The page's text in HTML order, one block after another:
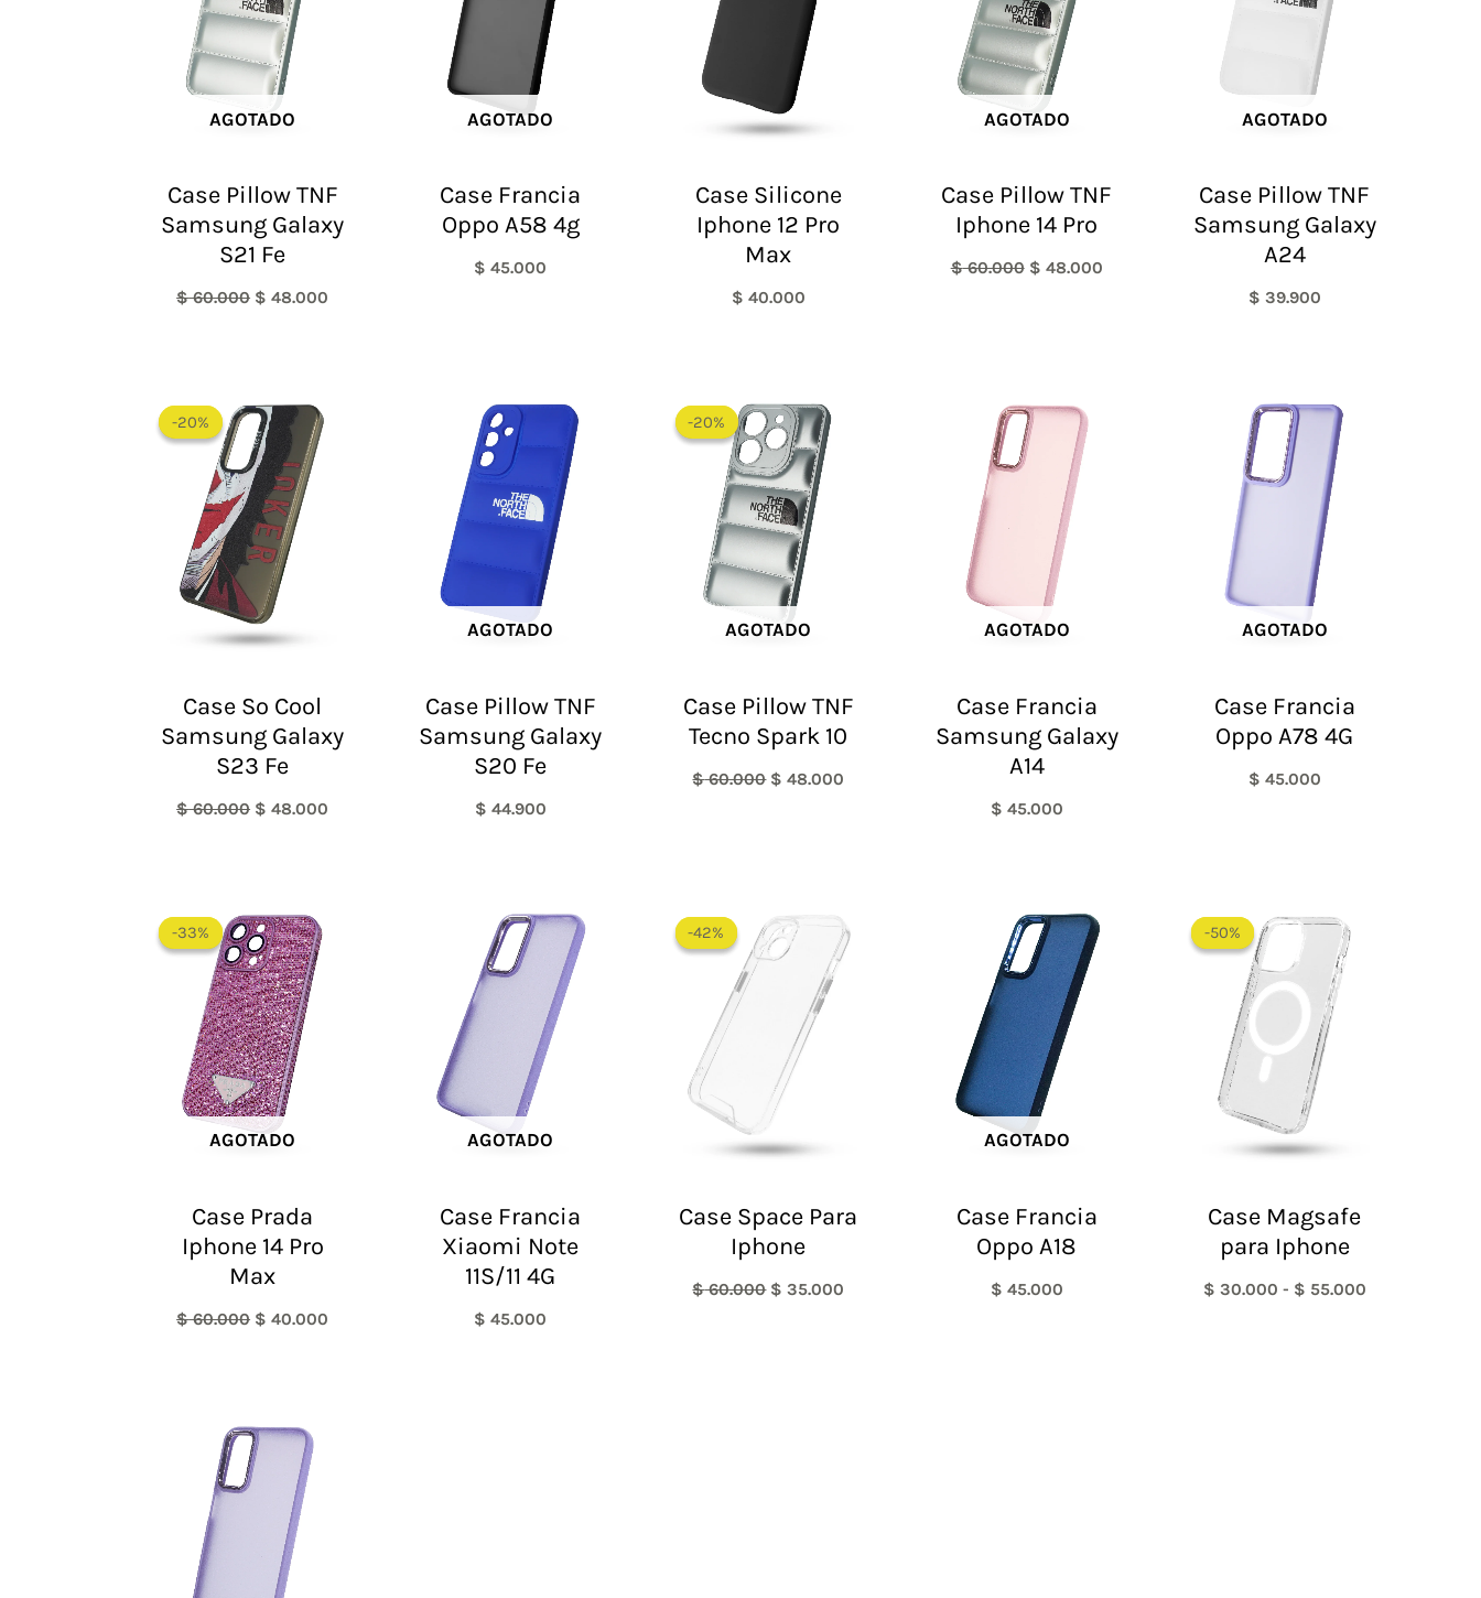
AGOTADO
Case Pillow TNF
Samsung Galaxy
S21 Fe
$60.000 $ 48.000
AGOTADO
Case Francia
Oppo A58 4g
$ 45.000
Case Silicone
Iphone 12 Pro
Max
$ 40.000
AGOTADO
Case Pillow TNF
Iphone 14 Pro
$60.000 $ 48.000
AGOTADO
Case Pillow TNF
Samsung Galaxy
A24
$ 39.900
-20%
-20%
Case So Cool
Samsung Galaxy
S23 Fe
$60.000
precio
original
era:
$ 60.000.
$ 48.000
AGOTADO
Case Pillow TNF
Samsung Galaxy
S20 Fe
$ 44.900
-20%
AGOTADO
-20%
Case Pillow TNF
Tecno Spark 10
$60.000
precio
original
era:
$ 60.000.
$ 48.000
AGOTADO
Case Francia
Samsung Galaxy
A14
$ 45.000
AGOTADO
Case Francia
Oppo A78 4G
$ 45.000
-33%
AGOTADO
-33%
Case Prada
Iphone 14 Pro
Max
$60.000
precio
original
era:
$ 60.000.
$ 40.000
AGOTADO
Case Francia
Xiaomi Note
11S/11 4G
$ 45.000
-42%
-42%
Case Space Para
Iphone
$60.000
precio
original
era:
$ 60.000.
$ 35.000
actual
AGOTADO
Case Francia
Oppo A18
$ 45.000
-50%
-50%
Case Magsafe
para Iphone
$ 30.000 - $ 55.000